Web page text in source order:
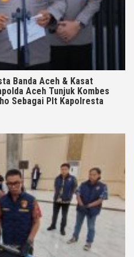
Banda Aceh & Kasat
Aceh Tunjuk Kombes
Sebagai Plt Kapolresta